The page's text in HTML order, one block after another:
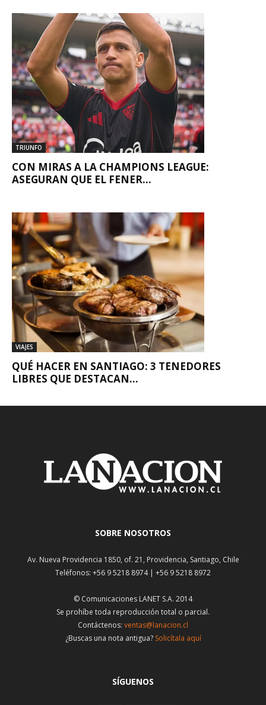
TRIUNFO
CON MIRAS A LA CHAMPIONS LEAGUE:
ASEGURAN QUE EL FENER...
VIAJES
QUÉ HACER EN SANTIAGO: 3 TENEDORES
LIBRES QUE DESTACAN...
SOBRE NOSOTROS
Av. Nueva Providencia 1850, of. 21, Providencia, Santiago, Chile
Teléfonos: +56 9 5218 8974 | +56 9 5218 8972
© Comunicaciones LANET S.A. 2014
Se prohíbe toda reproducción total o parcial.
Contáctenos: ventas@lanacion.cl
¿Buscas una nota antigua? Solicítala aquí
SÍGUENOS